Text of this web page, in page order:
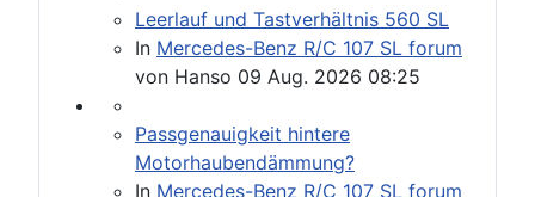
Leerlauf und Tastverhältnis 560 SL
In Mercedes-Benz R/C 107 SL forum
von Hanso 09 Aug. 2026 08:25
Passgenauigkeit hintere
Motorhaubendämmung?
In Mercedes-Benz R/C 107 SL forum